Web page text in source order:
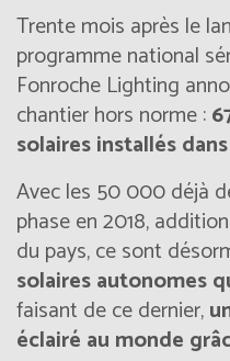
Trente mois après le
programme national
Fonroche Lighting
chantier hors norme :
solaires installés
Avec les 50 000 déjà
phase en 2018,
du pays, ce sont
solaires autonomes
faisant de ce dernier,
éclairé au monde